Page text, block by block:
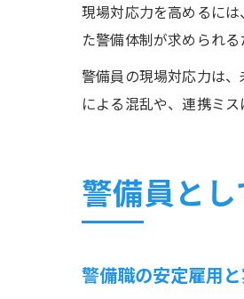
現場対応力を高めるに
た警備体制が求められ
警備員の現場対応力は
による混乱や、連携ミ
警備員と
警備職の安定雇用